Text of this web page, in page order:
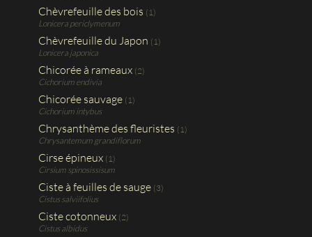
Chèvrefeuille des bois (1)
Lonicera periclymenum
Chèvrefeuille du Japon (1)
Lonicera japonica
Chicorée à rameaux (2)
Cichorium endivia
Chicorée sauvage (1)
Cichorium intybus
Chrysanthème des fleuristes (1)
Chrysantemum grandiflorum
Cirse épineux (1)
Cirsium spinosissisum
Ciste à feuilles de sauge (3)
Cistus salviifolius
Ciste cotonneux (2)
Cistus albidus